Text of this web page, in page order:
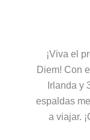
¡Viva el
Diem! Con
Irlanda y
espaldas
a viajar.